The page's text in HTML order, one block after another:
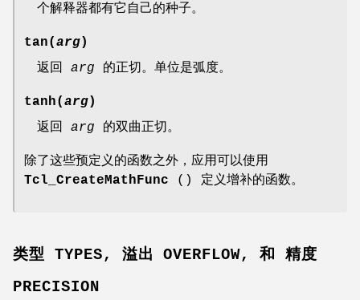
个解释器都有它自己的种子。
tan(arg)
返回 arg 的正切。单位是弧度。
tanh(arg)
返回 arg 的双曲正切。
除了这些预定义的函数之外，应用可以使用
Tcl_CreateMathFunc
() 定义增补的函数。
类型 TYPES, 溢出 OVERFLOW, 和 精度
PRECISION